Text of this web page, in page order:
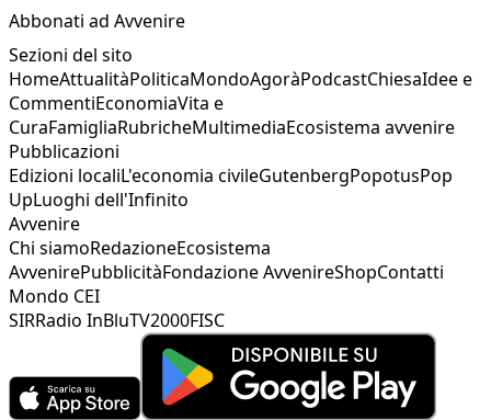
Abbonati ad Avvenire
Sezioni del sito
HomeAttualitàPoliticaMondoAgoràPodcastChiesaIdee e
CommentiEconomiaVita e
CuraFamigliaRubricheMultimediaEcosistema avvenire
Pubblicazioni
Edizioni localiL'economia civileGutenbergPopotusPop
UpLuoghi dell'Infinito
Avvenire
Chi siamoRedazioneEcosistema
AvvenirePubblicitàFondazione AvvenireShopContatti
Mondo CEI
SIRRadio InBluTV2000FISC